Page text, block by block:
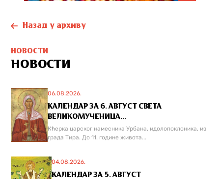
Назад у архиву
НОВОСТИ
НОВОСТИ
06.08.2026.
КАЛЕНДАР ЗА 6. АВГУСТ СВЕТА
ВЕЛИКОМУЧЕНИЦА...
Кћерка царског намесника Урбана, идолопоклоника, из
града Тира. До 11. године живота...
04.08.2026.
КАЛЕНДАР ЗА 5. АВГУСТ